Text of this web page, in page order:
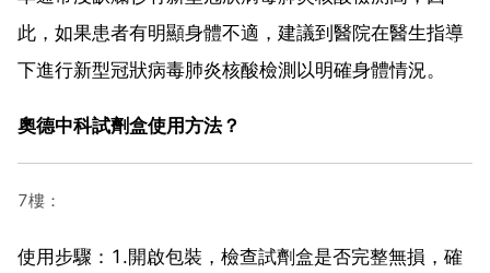
此，如果患者有明顯身體不適，建議到醫院在醫生指導
下進行新型冠狀病毒肺炎核酸檢測以明確身體情況。
奧德中科試劑盒使用方法？
7樓：
使用步驟：1.開啟包裝，檢查試劑盒是否完整無損，確